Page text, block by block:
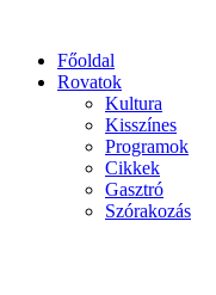
Főoldal
Rovatok
Kultura
Kisszínes
Programok
Cikkek
Gasztró
Szórakozás